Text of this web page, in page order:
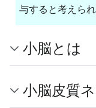
与すると考えられ
小脳とは
小脳皮質